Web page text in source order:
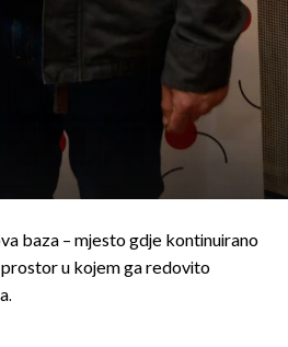
baza – mjesto gdje kontinuirano
u kojem ga redovito